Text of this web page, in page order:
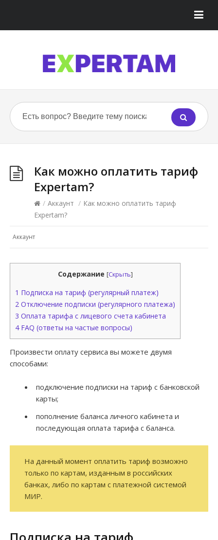
Как можно оплатить тариф
Expertam?
/ Аккаунт / Как можно оплатить тариф
Expertam?
Аккаунт
Содержание [Скрыть]
1 Подписка на тариф (регулярный платеж)
2 Отключение подписки (регулярного платежа)
3 Оплата тарифа с лицевого счета кабинета
4FAQ (ответы на частые вопросы)
Произвести оплату сервиса вы можете двумя
способами:
подключение подписки на тариф с банковской
карты;
пополнение баланса личного кабинета и
последующая оплата тарифа с баланса.
На данный момент оплатить тариф возможно
только по картам, изданным в российских
банках, либо по картам с платежной системой
МИР.